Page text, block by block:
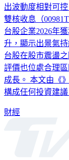
中短、承受的利
出波動度相對可
雙核收息（
台股企業2026年
升，顯示出景氣
台股在股市震盪
評價也位處合理
成長。 本文由《